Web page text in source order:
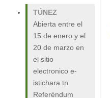
TÚNEZ
Abierta entre el
15 de enero y el
20 de marzo en
el sitio
electronico e-
istichara.tn
Referéndum